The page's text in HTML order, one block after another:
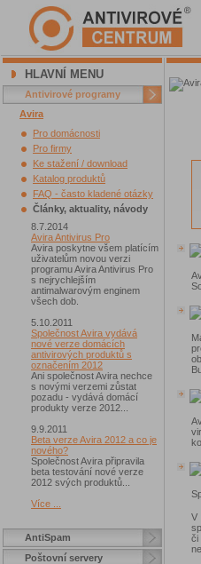
HLAVNÍ MENU
Antivirové programy
Avira
Pro domácnosti
Pro firmy
Ke stažení / download
Katalog produktů
FAQ - často kladené otázky
Články, aktuality, návody
8.7.2014
Avira Antivirus Pro
Avira poskytne všem platícím
uživatelům novou verzi
programu Avira Antivirus Pro
s nejrychlejším
antimalwarovým enginem
všech dob.
5.10.2011
Společnost Avira vydává
nové verze domácích
antivirových produktů s
označením 2012
Ani společnost Avira nechce
s novými verzemi zůstat
pozadu - vydává domácí
produkty verze 2012...
9.9.2011
Beta verze Avira 2012 a co je
nového?
Společnost Avira připravila
beta testování nové verze
2012 svých produktů...
Více ...
AntiSpam
Poštovní servery
V
či